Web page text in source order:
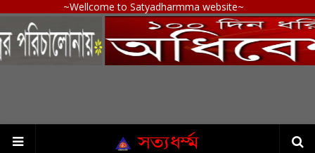
~Wellcome to Satyadharmma website~